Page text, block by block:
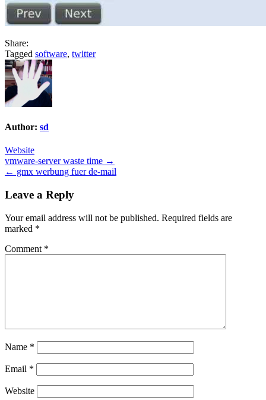
Share:
Tagged software, twitter
Author: sd
Website
Post
navigation
vmware-server waste time →
← gmx werbung fuer de-mail
Leave a Reply
Your email address will not be published. Required fields are
marked *
Comment *
Name *
Email *
Website